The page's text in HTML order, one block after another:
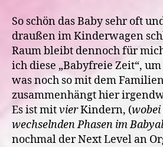
So schön das Baby sehr oft
draußen im Kinderwagen
Raum bleibt dennoch für
ich diese „Babyfreie Zeit“,
was noch so mit dem
zusammenhängt hier
Es ist mitvierKindern, (wobei
wechselnden Phasen im
nochmal der Next Level an